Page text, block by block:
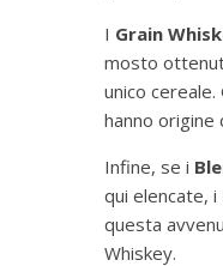
I Grain
mosto
unico
hanno origine
Infine, se i
qui elencate, i
questa
Whiskey.